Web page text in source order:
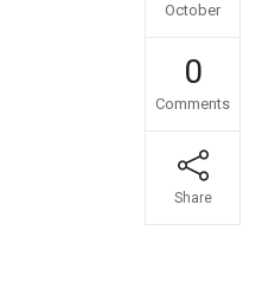
October
0
Comments
Share